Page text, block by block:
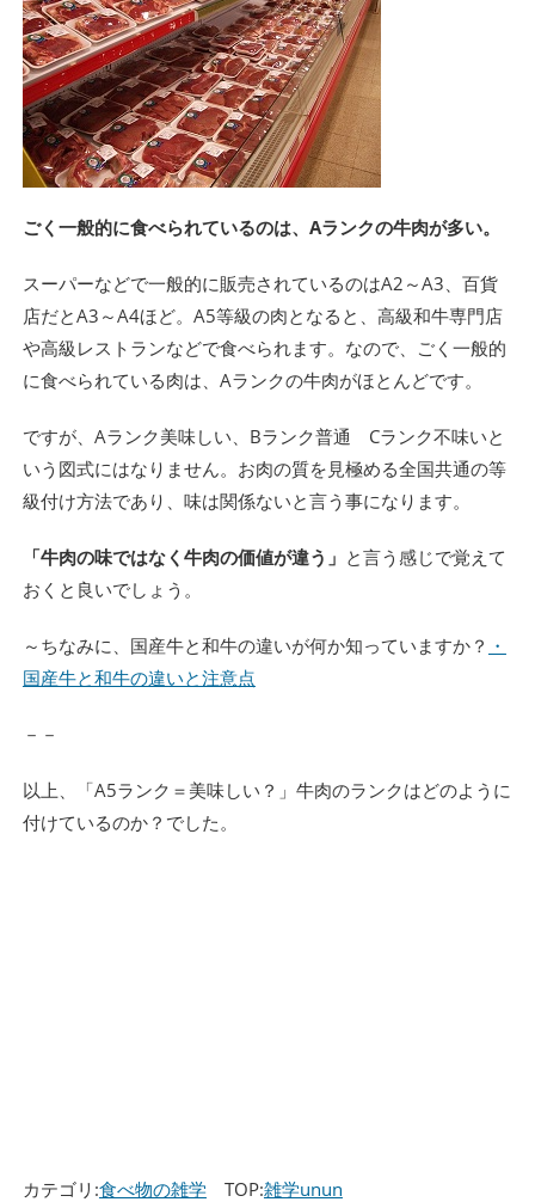
ごく一般的に食べられているのは、Aランクの牛肉が多い。
スーパーなどで一般的に販売されているのはA2～A3、百貨
店だとA3～A4ほど。A5等級の肉となると、高級和牛専門店
や高級レストランなどで食べられます。なので、ごく一般的
に食べられている肉は、Aランクの牛肉がほとんどです。
ですが、Aランク美味しい、Bランク普通 Cランク不味いと
いう図式にはなりません。お肉の質を見極める全国共通の等
級付け方法であり、味は関係ないと言う事になります。
「牛肉の味ではなく牛肉の価値が違う」 と言う感じで覚えて
おくと良いでしょう。
～ちなみに、国産牛と和牛の違いが何か知っていますか？ ・
国産牛と和牛の違いと注意点
－－
以上、「A5ランク＝美味しい？」牛肉のランクはどのように
付けているのか？でした。
カテゴリ:食べ物の雑学TOP:雑学unun